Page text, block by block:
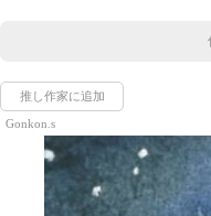
推し作家に追加
Gonkon.s